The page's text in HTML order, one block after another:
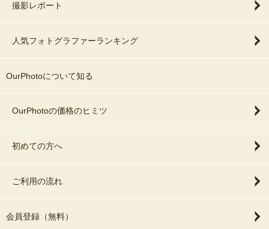
撮影レポート
人気フォトグラファーランキング
OurPhotoについて知る
OurPhotoの価格のヒミツ
初めての方へ
ご利用の流れ
会員登録（無料）